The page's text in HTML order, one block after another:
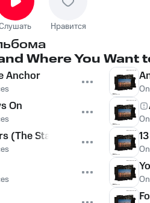
Нравится
Where You Want
Anchor
On
(The Stalemate)